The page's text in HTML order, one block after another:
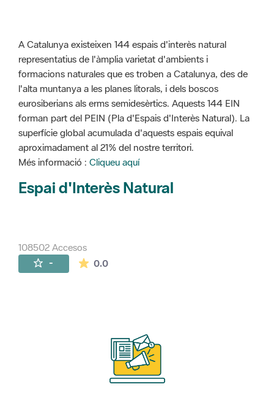
A Catalunya existeixen 144 espais d'interès natural
representatius de l'àmplia varietat d'ambients i
formacions naturales que es troben a Catalunya, des de
l'alta muntanya a les planes litorals, i dels boscos
eurosiberians als erms semidesèrtics. Aquests 144 EIN
forman part del PEIN (Pla d'Espais d'Interès Natural). La
superfície global acumulada d'aquests espais equival
aproximadament al 21% del nostre territori.
Més informació : Cliqueu aquí
Espai d'Interès Natural
108502 Accesos
- 0.0La valoración media es de 0 estrellas de